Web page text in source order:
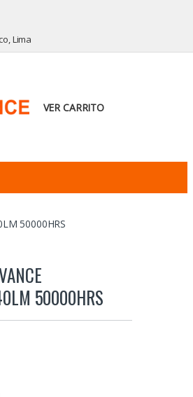
Lima
VER CARRITO
50000HRS
50000HRS